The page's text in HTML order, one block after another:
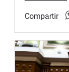
en esta vía
inmediata
La comisión
Compartir